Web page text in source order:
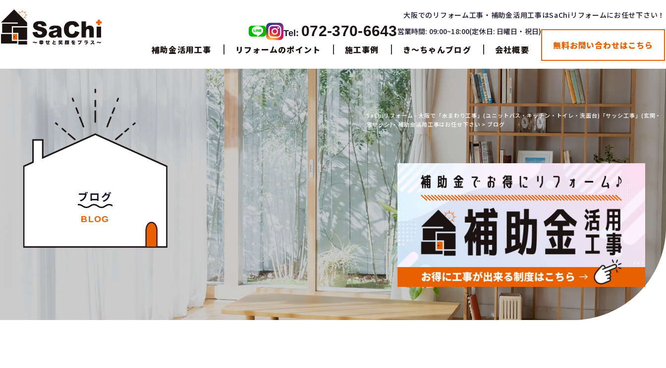
大阪でのリフォーム工事・補助金活用工事はSaChiリフォームにお任せ下さい！
Tel: 072-370-6643営業時間: 09:00~18:00(定休日: 日曜日・祝日)
補助金活用工事 リフォームのポイント 施工事例 き〜ちゃんブログ 会社概要 無料お問い合わせはこちら
ブログ
BLOG
SaChiリフォーム - 大阪で「水まわり工事」(ユニットバス・キッチン・トイレ・洗面台)「サッシ工事」(玄関・
窓サッシ)・補助金活用工事はお任せ下さい > ブログ